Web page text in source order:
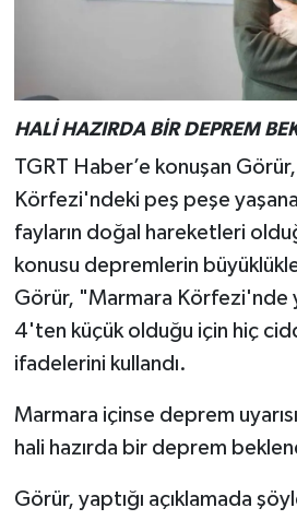
HALİ HAZIRDA BİR DEPREM
TGRT Haber’e konuşan
Körfezi'ndeki peş peşe
fayların doğal hareketleri
konusu depremlerin
Görür, "Marmara Körfezi'nde
4'ten küçük olduğu için hiç
ifadelerini kullandı.
Marmara içinse deprem
hali hazırda bir deprem
Görür, yaptığı açıklamada